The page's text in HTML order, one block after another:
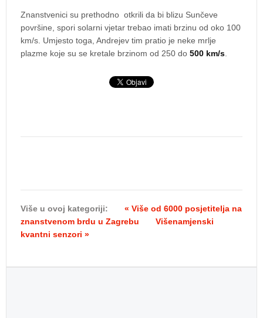
Znanstvenici su prethodno otkrili da bi blizu Sunčeve
površine, spori solarni vjetar trebao imati brzinu od oko 100
km/s. Umjesto toga, Andrejev tim pratio je neke mrlje
plazme koje su se kretale brzinom od 250 do 500 km/s.
Više u ovoj kategoriji:
« Više od 6000 posjetitelja na
znanstvenom brdu u Zagrebu
Višenamjenski
kvantni senzori »